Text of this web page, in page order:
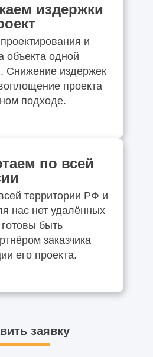
издержки
и
объекта одной
Снижение издержек
проекта
подходе.
по всей
территории РФ и
нас нет удалённых
быть
заказчика
его проекта.
заявку